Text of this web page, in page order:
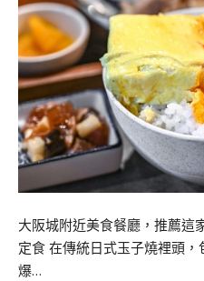
大阪城附近美食餐廳，推薦這
定食 在傳統日式玉子燒裡頭
爆…